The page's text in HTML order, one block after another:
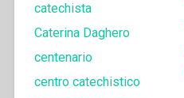
catechista
Caterina Daghero
centenario
centro catechistico